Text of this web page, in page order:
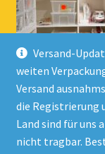
Versand-
weiten
Versand
die Registrierung
Land sind für uns
nicht tragbar.